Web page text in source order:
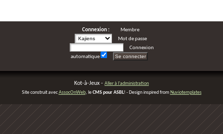
Connexion :
Membre
Mot de passe
Connexion
automatique
Kot-à-Jeux - Aller à l'administration
Site construit avecAssocOnWeb, leCMS pour ASBL! - Design inspired from Nuviotemplates